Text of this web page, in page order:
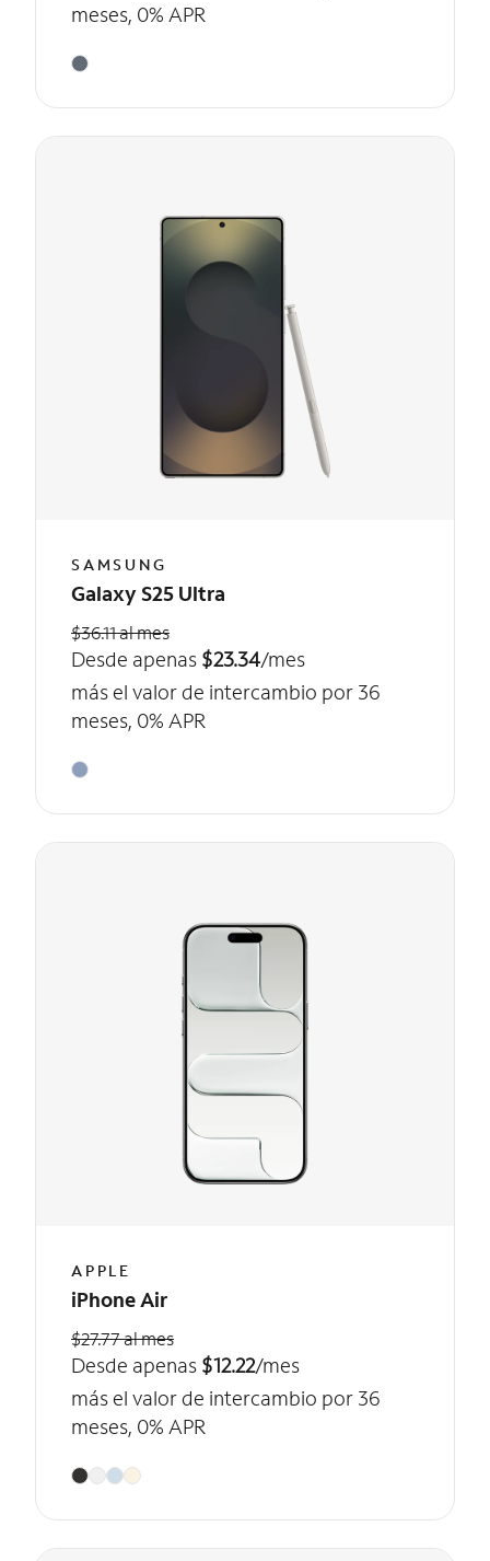
meses, 0% APR
SAMSUNG
Galaxy S25 Ultra
$36.11 al mes
Desde apenas $23.34/mes
más el valor de intercambio por 36
meses, 0% APR
APPLE
iPhone Air
$27.77 al mes
Desde apenas $12.22/mes
más el valor de intercambio por 36
meses, 0% APR